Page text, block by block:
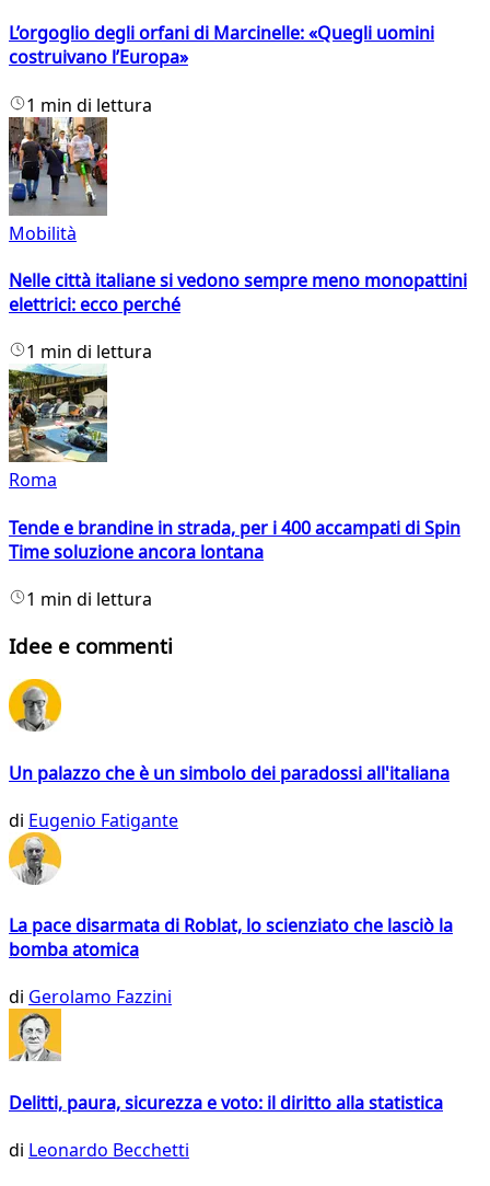
L’orgoglio degli orfani di Marcinelle: «Quegli uomini
costruivano l’Europa»
1 min di lettura
Mobilità
Nelle città italiane si vedono sempre meno monopattini
elettrici: ecco perché
1 min di lettura
Roma
Tende e brandine in strada, per i 400 accampati di Spin
Time soluzione ancora lontana
1 min di lettura
Idee e commenti
Un palazzo che è un simbolo dei paradossi all'italiana
di Eugenio Fatigante
La pace disarmata di Roblat, lo scienziato che lasciò la
bomba atomica
di Gerolamo Fazzini
Delitti, paura, sicurezza e voto: il diritto alla statistica
di Leonardo Becchetti